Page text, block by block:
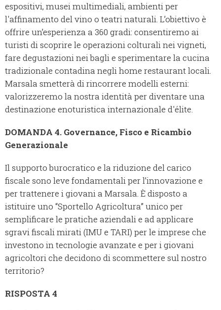
espositivi, musei multimediali, ambienti per
l'affinamento del vino o teatri naturali. L’obiettivo è
offrire un’esperienza a 360 gradi: consentiremo ai
turisti di scoprire le operazioni colturali nei vigneti,
fare degustazioni nei bagli e sperimentare la cucina
tradizionale contadina negli home restaurant locali.
Marsala smetterà di rincorrere modelli esterni:
valorizzeremo la nostra identità per diventare una
destinazione enoturistica internazionale d'élite.
DOMANDA 4. Governance, Fisco e Ricambio
Generazionale
Il supporto burocratico e la riduzione del carico
fiscale sono leve fondamentali per l’innovazione e
per trattenere i giovani a Marsala. È disposto a
istituire uno “Sportello Agricoltura” unico per
semplificare le pratiche aziendali e ad applicare
sgravi fiscali mirati (IMU e TARI) per le imprese che
investono in tecnologie avanzate e per i giovani
agricoltori che decidono di scommettere sul nostro
territorio?
RISPOSTA 4